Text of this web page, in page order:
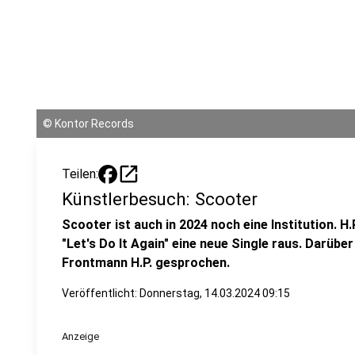
© Kontor Records
Teilen: open_in_new
Künstlerbesuch: Scooter
Scooter ist auch in 2024 noch eine Institution.
"Let's Do It Again" eine neue Single raus.
Frontmann H.P. gesprochen.
Veröffentlicht: Donnerstag, 14.03.2024 09:15
Anzeige